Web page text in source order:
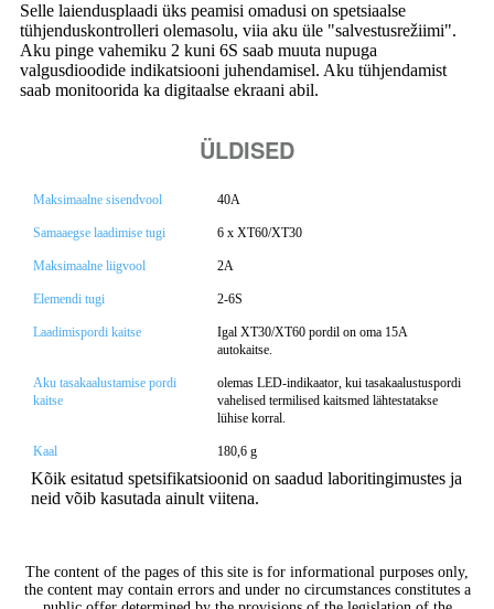
Selle laiendusplaadi üks peamisi omadusi on spetsiaalse
tühjenduskontrolleri olemasolu, viia aku üle "salvestusrežiimi".
Aku pinge vahemiku 2 kuni 6S saab muuta nupuga
valgusdioodide indikatsiooni juhendamisel. Aku tühjendamist
saab monitoorida ka digitaalse ekraani abil.
ÜLDISED
Maksimaalne sisendvool 40A
Samaaegse laadimise tugi 6 x XT60/XT30
Maksimaalne liigvool 2A
Elemendi tugi 2-6S
Laadimispordi kaitse
Igal XT30/XT60 pordil on oma 15A
autokaitse.
Aku tasakaalustamise pordi
kaitse
olemas LED-indikaator, kui tasakaalustuspordi
vahelised termilised kaitsmed lähtestatakse
lühise korral.
Kaal 180,6 g
Kõik esitatud spetsifikatsioonid on saadud laboritingimustes ja
neid võib kasutada ainult viitena.
The content of the pages of this site is for informational purposes only,
the content may contain errors and under no circumstances constitutes a